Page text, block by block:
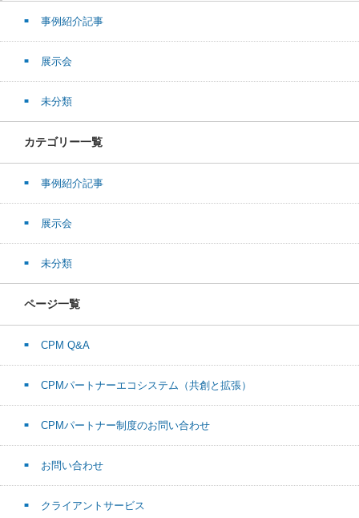
事例紹介記事
展示会
未分類
カテゴリー一覧
事例紹介記事
展示会
未分類
ページ一覧
CPM Q&A
CPMパートナーエコシステム（共創と拡張）
CPMパートナー制度のお問い合わせ
お問い合わせ
クライアントサービス